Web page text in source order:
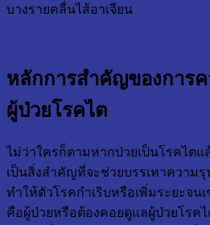
บางรายคลื่นไส้อาเจียน
หลักการสำคัญของการ
ผู้ป่วยโรคไต
ไม่ว่าใครก็ตามหากป่วยเป็นโรคไต
เป็นสิ่งสำคัญที่จะช่วยบรรเทาความรุ
ทำให้ตัวโรคกำเริบหรือเพิ่มระยะจ
คือผู้ป่วยหรือต้องคอยดูแลผู้ป่วยโรคไ